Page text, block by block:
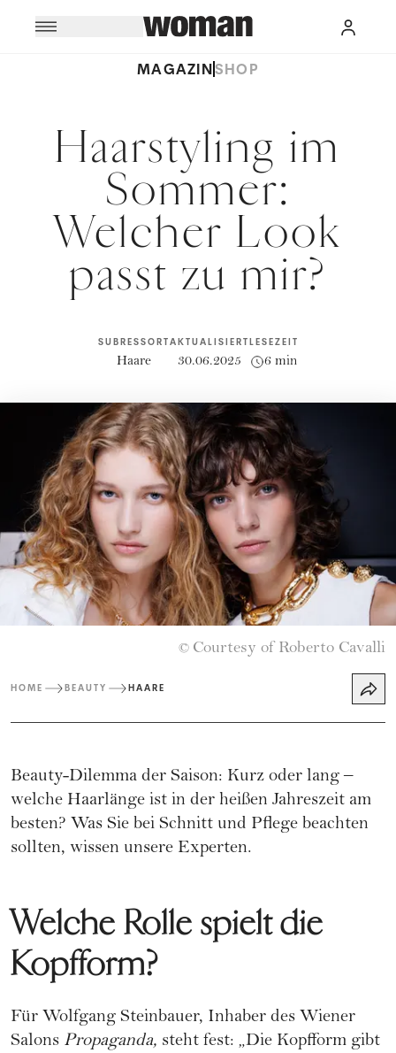
MAGAZINSHOP
Haarstyling im
Sommer:
Welcher Look
passt zu mir?
SUBRESSORT
Haare
AKTUALISIERT
30.06.2025
LESEZEIT
6 min
© Courtesy of Roberto Cavalli
HOME BEAUTY HAARE
Beauty-Dilemma der Saison: Kurz oder lang –
welche Haarlänge ist in der heißen Jahreszeit am
besten? Was Sie bei Schnitt und Pflege beachten
sollten, wissen unsere Experten.
Welche Rolle spielt die
Kopfform?
Für Wolfgang Steinbauer, Inhaber des Wiener
Salons Propaganda, steht fest: „Die Kopfform gibt